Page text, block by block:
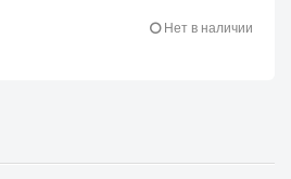
Нет в наличии